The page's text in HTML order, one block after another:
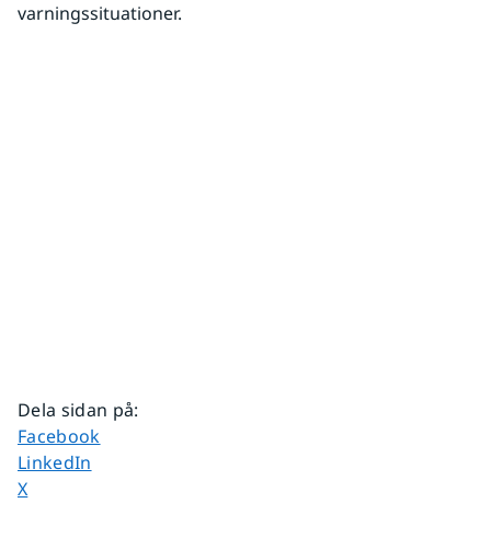
varningssituationer.
Dela sidan på:
Dela sidan på
Facebook
Dela sidan på
LinkedIn
Dela sidan på
X